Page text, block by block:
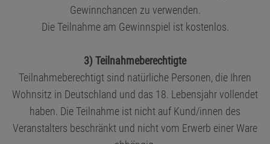
Gewinnchancen zu verwenden.
Die Teilnahme am Gewinnspiel ist kostenlos.
3) Teilnahmeberechtigte
Teilnahmeberechtigt sind natürliche Personen, die Ihren
Wohnsitz in Deutschland und das 18. Lebensjahr vollendet
haben. Die Teilnahme ist nicht auf Kund/innen des
Veranstalters beschränkt und nicht vom Erwerb einer Ware